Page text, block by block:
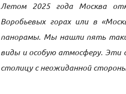
Летом 2025 года Москва
Воробьевых горах или в
панорамы. Мы нашли пять
виды и особую атмосферу.
столицу с неожиданной